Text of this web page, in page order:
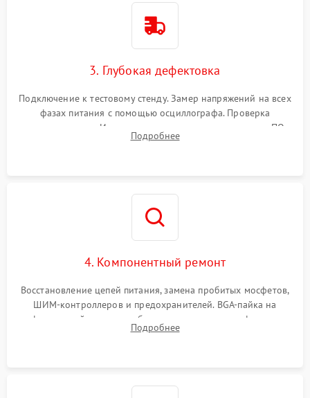
3. Глубокая дефектовка
Подключение к тестовому стенду. Замер напряжений на всех
фазах питания с помощью осциллографа. Проверка
инициализации. Использование специализированного ПО
MATS
Подробнее
4. Компонентный ремонт
Восстановление цепей питания, замена пробитых мосфетов,
ШИМ-контроллеров и предохранителей. BGA-пайка на
инфракрасной станции реболлинг или замена графического
чипа и дефектной памяти GDDR. Прошивка BIOS
Подробнее